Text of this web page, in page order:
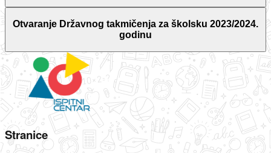
Otvaranje Državnog takmičenja za školsku 2023/2024.
godinu
Stranice